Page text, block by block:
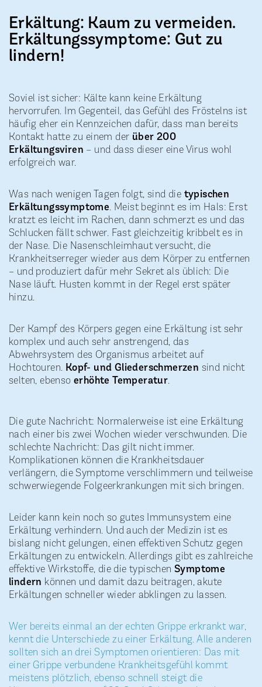
Erkältung: Kaum zu vermeiden.
Erkältungssymptome: Gut zu
lindern!
Soviel ist sicher: Kälte kann keine Erkältung
hervorrufen. Im Gegenteil, das Gefühl des Fröstelns ist
häufig eher ein Kennzeichen dafür, dass man bereits
Kontakt hatte zu einem der über 200
Erkältungsviren – und dass dieser eine Virus wohl
erfolgreich war.
Was nach wenigen Tagen folgt, sind die typischen
Erkältungssymptome. Meist beginnt es im Hals: Erst
kratzt es leicht im Rachen, dann schmerzt es und das
Schlucken fällt schwer. Fast gleichzeitig kribbelt es in
der Nase. Die Nasenschleimhaut versucht, die
Krankheitserreger wieder aus dem Körper zu entfernen
– und produziert dafür mehr Sekret als üblich: Die
Nase läuft. Husten kommt in der Regel erst später
hinzu.
Der Kampf des Körpers gegen eine Erkältung ist sehr
komplex und auch sehr anstrengend, das
Abwehrsystem des Organismus arbeitet auf
Hochtouren. Kopf- und Gliederschmerzen sind nicht
selten, ebensoerhöhte Temperatur.
Die gute Nachricht: Normalerweise ist eine Erkältung
nach einer bis zwei Wochen wieder verschwunden. Die
schlechte Nachricht: Das gilt nicht immer.
Komplikationen können die Krankheitsdauer
verlängern, die Symptome verschlimmern und teilweise
schwerwiegende Folgeerkrankungen mit sich bringen.
Leider kann kein noch so gutes Immunsystem eine
Erkältung verhindern. Und auch der Medizin ist es
bislang nicht gelungen, einen effektiven Schutz gegen
Erkältungen zu entwickeln. Allerdings gibt es zahlreiche
effektive Wirkstoffe, die die typischen Symptome
lindern können und damit dazu beitragen, akute
Erkältungen schneller wieder abklingen zu lassen.
Wer bereits einmal an der echten Grippe erkrankt war,
kennt die Unterschiede zu einer Erkältung. Alle anderen
sollten sich an drei Symptomen orientieren: Das mit
einer Grippe verbundene Krankheitsgefühl kommt
meistens plötzlich, ebenso schnell steigt die